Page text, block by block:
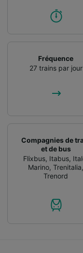
Fréquence
27 trains par jour
Compagnies de
et de bus
Flixbus, Itabus,
Marino,Trenitalia,
Trenord